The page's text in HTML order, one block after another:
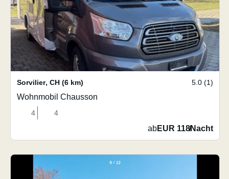
Sorvilier, CH (6 km) 5.0 (1)
Wohnmobil Chausson
4 4
abEUR 118/Nacht